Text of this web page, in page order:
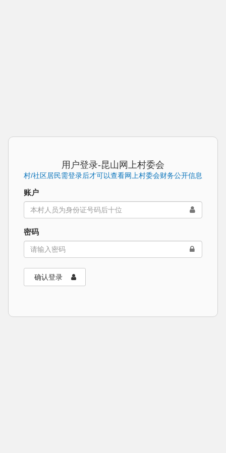
用户登录-昆山网上村委会
村/社区居民需登录后才可以查看网上村委会财务公开信息
账户
密码
确认登录